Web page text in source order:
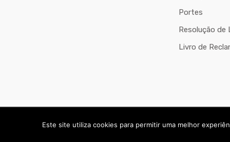
Portes
Resolução de
Livro de
Copyright © 2024André Palma - Serviços Informáticos
Este site utiliza cookies para permitir uma melhor